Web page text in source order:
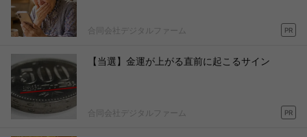
合同会社デジタルファーム PR
【当選】金運が上がる直前に起こるサイン
合同会社デジタルファーム PR